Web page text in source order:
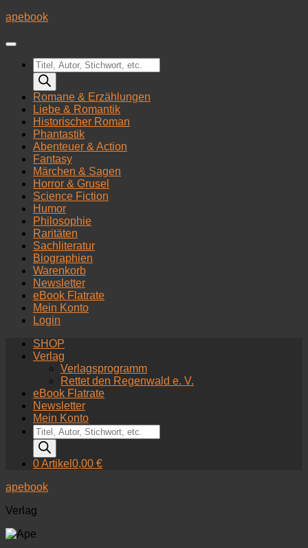
Zum
springen
apebook
Products
search
Romane & Erzählungen
Liebe & Romantik
Historischer Roman
Phantastik
Abenteuer & Action
Fantasy
Märchen & Sagen
Horror & Grusel
Science Fiction
Humor
Philosophie
Raritäten
Sachliteratur
Biographien
Warenkorb
Newsletter
eBook Flatrate
Mein Konto
Login
SHOP
Verlag
Verlagsprogramm
Rettet den Regenwald e. V.
eBook Flatrate
Newsletter
Mein Konto
Products
search
0 Artikel 0,00 €
apebook
Verlag